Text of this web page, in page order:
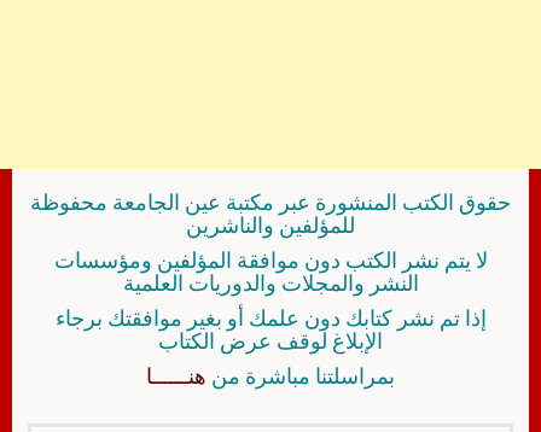
حقوق الكتب المنشورة عبر مكتبة عين الجامعة محفوظة
للمؤلفين والناشرين
لا يتم نشر الكتب دون موافقة المؤلفين ومؤسسات
النشر والمجلات والدوريات العلمية
إذا تم نشر كتابك دون علمك أو بغير موافقتك برجاء
الإبلاغ لوقف عرض الكتاب
بمراسلتنا مباشرة من هنــــــا